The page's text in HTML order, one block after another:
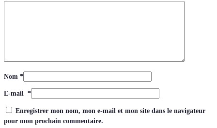
Nom *
E-mail *
Enregistrer mon nom, mon e-mail et mon site dans le navigateur
pour mon prochain commentaire.